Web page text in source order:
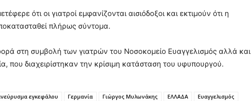
ότι οι γιατροί εμφανίζονται αισιόδοξοι και εκτιμούν ότι η
πλήρως σύντομα.
στη συμβολή των γιατρών του Νοσοκομείο Ευαγγελισμός αλλά και
που διαχειρίστηκαν την κρίσιμη κατάσταση του υφυπουργού.
εγκεφάλου Γερμανία Γιώργος Μυλωνάκης ΕΛΛΑΔΑ
Ευαγγελισμός